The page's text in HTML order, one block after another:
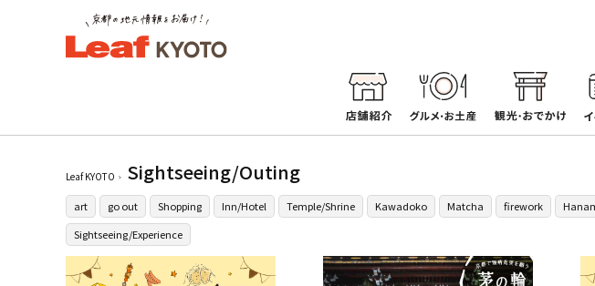
Leaf KYOTO Sightseeing/Outing
art go out Shopping Inn/Hotel Temple/Shrine Kawadoko Matcha firework
Sightseeing/Experience